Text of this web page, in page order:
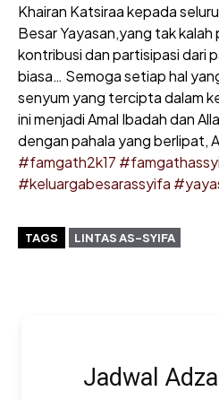
Khairan Katsiraa kepada
Besar Yayasan,yang tak
kontribusi dan partisipasi dari
biasa… Semoga setiap hal
senyum yang tercipta dalam
ini menjadi Amal Ibadah dan
dengan pahala yang berlipat,
#famgath2k17 #
#keluargabesarassyifa #
TAGS LINTAS AS-SYIFA
Jadwal